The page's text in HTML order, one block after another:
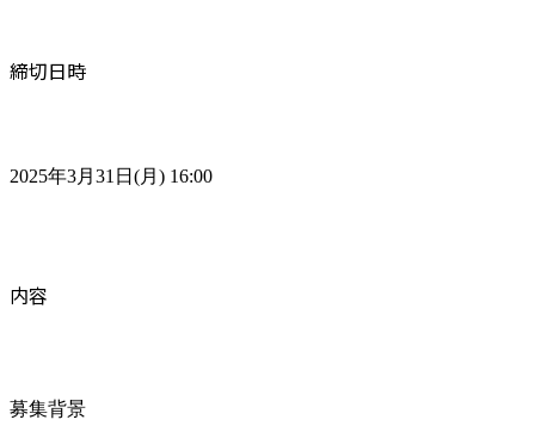
締切日時
2025年3月31日(月) 16:00
内容
募集背景